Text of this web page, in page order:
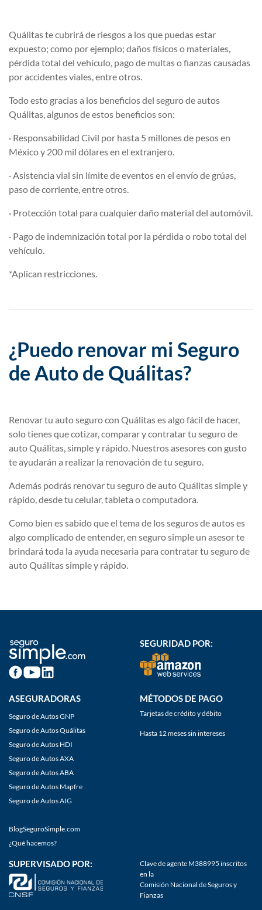
Quálitas te cubrirá de riesgos a los que puedas estar
expuesto; como por ejemplo; daños físicos o materiales,
pérdida total del vehículo, pago de multas o fianzas causadas
por accidentes viales, entre otros.
Todo esto gracias a los beneficios del seguro de autos
Quálitas, algunos de estos beneficios son:
· Responsabilidad Civil por hasta 5 millones de pesos en
México y 200 mil dólares en el extranjero.
· Asistencia vial sin límite de eventos en el envío de grúas,
paso de corriente, entre otros.
· Protección total para cualquier daño material del automóvil.
· Pago de indemnización total por la pérdida o robo total del
vehículo.
*Aplican restricciones.
¿Puedo renovar mi Seguro
de Auto de Quálitas?
Renovar tu auto seguro con Quálitas es algo fácil de hacer,
solo tienes que cotizar, comparar y contratar tu seguro de
auto Quálitas, simple y rápido. Nuestros asesores con gusto
te ayudarán a realizar la renovación de tu seguro.
Además podrás renovar tu seguro de auto Quálitas simple y
rápido, desde tu celular, tableta o computadora.
Como bien es sabido que el tema de los seguros de autos es
algo complicado de entender, en seguro simple un asesor te
brindará toda la ayuda necesaria para contratar tu seguro de
auto Quálitas simple y rápido.
SEGURIDAD POR:
ASEGURADORAS
Seguro de Autos GNP
Seguro de Autos Quálitas
Seguro de Autos HDI
Seguro de Autos AXA
Seguro de Autos ABA
Seguro de Autos Mapfre
Seguro de Autos AIG
BlogSeguroSimple.com
¿Qué hacemos?
MÉTODOS DE PAGO
Tarjetas de crédito y débito
Hasta 12 meses sin intereses
SUPERVISADO POR:
Clave de agente M388995 inscritos
en la
Comisión Nacional de Seguros y
Fianzas